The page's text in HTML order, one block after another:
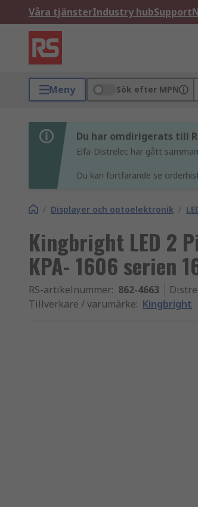
Våra tjänsterIndustry hubSupport
Meny Sök efter MPN
Du har omdirigerats till
Elfa-Distrelec har gått
Du kan fortfarande se
/ Displayer och optoelektronik /
Kingbright LED 2
KPA- 1606 serien
RS-artikelnummer: 862-4663
Tillverkare / varumärke: Kingbright